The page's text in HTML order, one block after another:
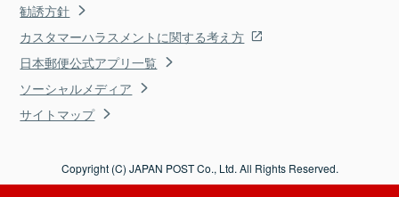
勧誘方針
カスタマーハラスメントに関する考え方
日本郵便公式アプリ一覧
ソーシャルメディア
サイトマップ
Copyright (C) JAPAN POST Co., Ltd. All Rights Reserved.